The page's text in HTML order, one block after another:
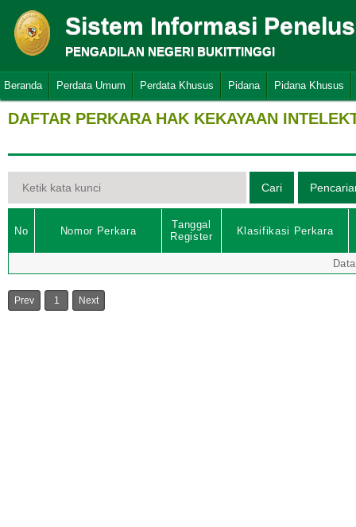
Sistem Informasi
PENGADILAN NEGERI BUKITTINGGI
Beranda Perdata Umum Perdata Khusus Pidana Pidana Khusus
DAFTAR PERKARA HAK KEKAYAAN
No Nomor Perkara
Tanggal
Register
Klasifikasi Perkara
Prev 1 Next